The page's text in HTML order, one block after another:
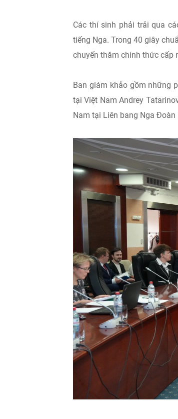
Các thí sinh phải trải qua
tiếng Nga. Trong 40 giây
chuyến thăm chính thức cấp
Ban giám khảo gồm những
tại Việt Nam Andrey
Nam tại Liên bang Nga Đoàn